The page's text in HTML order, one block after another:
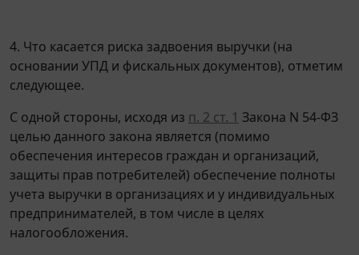
4. Что касается риска задвоения выручки (на
основании УПД и фискальных документов), отметим
следующее.
С одной стороны, исходя из п. 2 ст. 1 Закона N 54-ФЗ
целью данного закона является (помимо
обеспечения интересов граждан и организаций,
защиты прав потребителей) обеспечение полноты
учета выручки в организациях и у индивидуальных
предпринимателей, в том числе в целях
налогообложения.